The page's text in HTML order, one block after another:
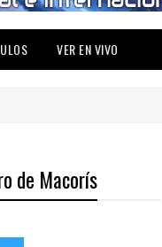
VER EN VIVO
de Macorís